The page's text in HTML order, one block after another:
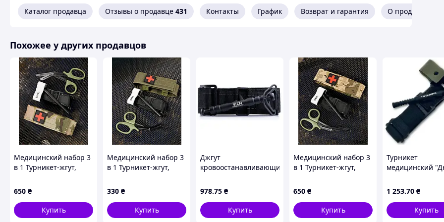
Каталог продавца Отзывы о продавце 431 Контакты График Возврат и гарантия О продавце
Похожее у других продавцов
Медицинский набор 3
в 1 Турникет-жгут,
маленькие
тактические
медицинские
ножницы EMT
650 ₴
Купить
Медицинский набор 3
в 1 Турникет-жгут,
маленькие
тактические
медицинские
ножницы EMT олива
330 ₴
Купить
Джгут
кровоостанавливающий
Tourniquet),
механический
978.75 ₴
Купить
Медицинский набор 3
в 1 Турникет-жгут,
маленькие
тактические
медицинские
ножницы EMT пиксель
650 ₴
Купить
Турникет
медицинский
1 253.70 ₴
Купить